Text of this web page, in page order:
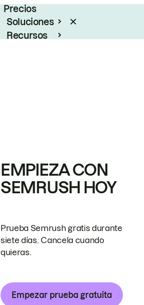
Precios
Soluciones
Recursos
EMPIEZA CON
SEMRUSH HOY
Prueba Semrush gratis durante
siete días. Cancela cuando
quieras.
Empezar prueba gratuita